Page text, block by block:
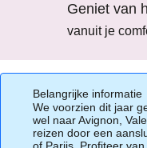
Geniet van
vanuit je
Belangrijke informatie
We voorzien dit jaar
wel naar Avignon,
reizen door een